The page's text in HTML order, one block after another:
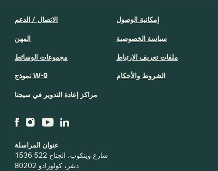
عنوان المراسلة
1536 شارع وينكوب، الجناح 522
دنفر، كولورادو 80202
الاتصال / الدعم
المهن
مجموعات الوسائط
نموذج W-9
مراكز إعادة التدوير في سيجنا
إمكانية الوصول
سياسة الخصوصية
ملفات تعريف الارتباط
الشروط والأحكام